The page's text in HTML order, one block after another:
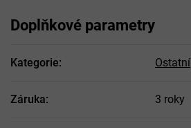
Doplňkové parametry
Kategorie: Ostatní
Záruka: 3 roky